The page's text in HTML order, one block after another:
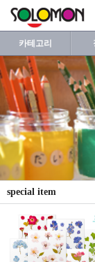
카테고리
special item